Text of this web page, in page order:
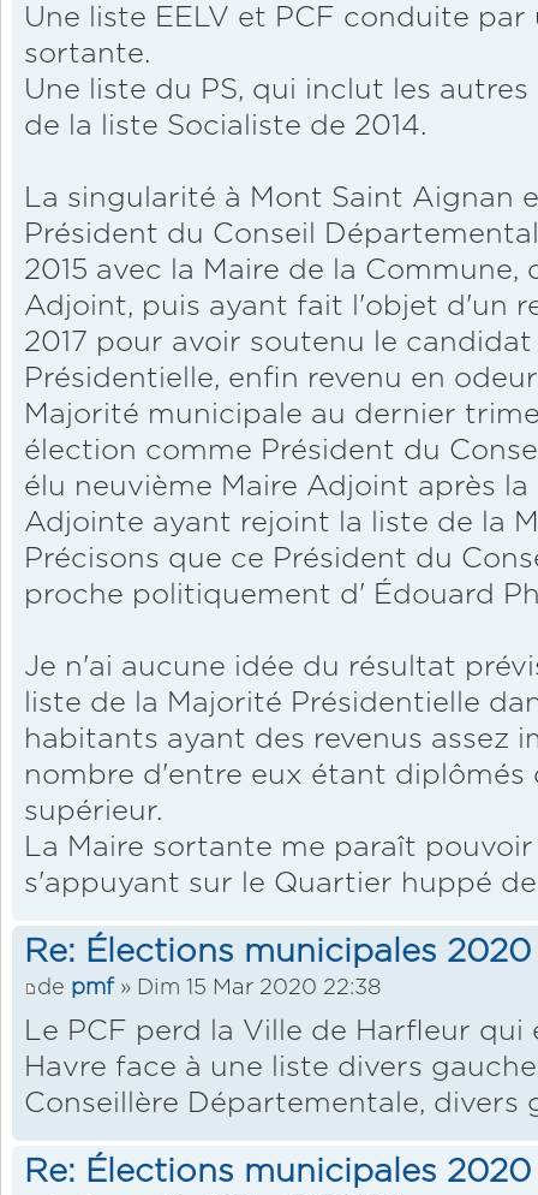
Une liste EELV et PCF conduite
sortante.
Une liste du PS, qui inclut les
de la liste Socialiste de 2014.
La singularité à Mont Saint Aignan
Président du Conseil
2015 avec la Maire de la
Adjoint, puis ayant fait l'objet d'un
2017 pour avoir soutenu le
Présidentielle, enfin revenu en
Majorité municipale au dernier
élection comme Président du
élu neuvième Maire Adjoint après
Adjointe ayant rejoint la liste de la
Précisons que ce Président du
proche politiquement d' Édouard
Je n'ai aucune idée du résultat
liste de la Majorité Présidentielle
habitants ayant des revenus assez
nombre d'entre eux étant diplômés
supérieur.
La Maire sortante me paraît
s'appuyant sur le Quartier huppé
Re: Élections municipales
de pmf» Dim 15 Mar 2020 22:38
Le PCF perd la Ville de Harfleur
Havre face à une liste divers
Conseillère Départementale, divers
Re: Élections municipales